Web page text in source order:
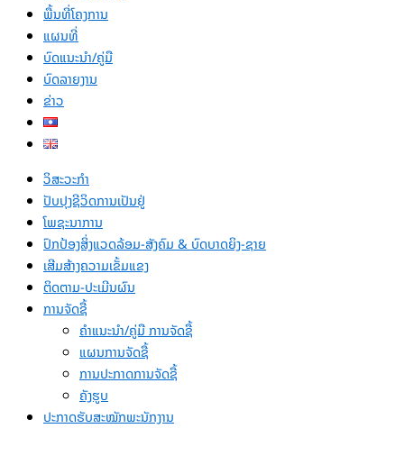
ພື້ນທີ່ໂຄງການ
ແຜນທີ່
ບົດແນະນໍາ/ຄູ່ມື
ບົດລາຍງານ
ຂ່າວ
ວິສະວະກຳ
ປັບປຸງຊີວິດການເປັນຢູ່
ໂພຊະນາການ
ປົກປ້ອງສິ່ງແວດລ້ອມ-ສັງຄົມ & ບົດບາດຍິງ-ຊາຍ
ເສີມສ້າງຄວາມເຂັ້ມແຂງ
ຕິດຕາມ-ປະເມີນຜົນ
ການຈັດຊື້
ຄຳແນະນຳ/ຄູ່ມື ການຈັດຊື້
ແຜນການຈັດຊື້
ການປະກາດການຈັດຊື້
ຄັງຮູບ
ປະກາດຮັບສະໝັກພະນັກງານ